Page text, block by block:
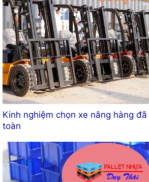
Kinh nghiệm chọn xe nâng hàng
toàn